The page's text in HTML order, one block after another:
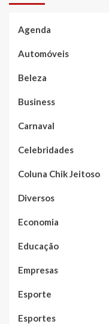
Agenda
Automóveis
Beleza
Business
Carnaval
Celebridades
Coluna Chik Jeitoso
Diversos
Economia
Educação
Empresas
Esporte
Esportes